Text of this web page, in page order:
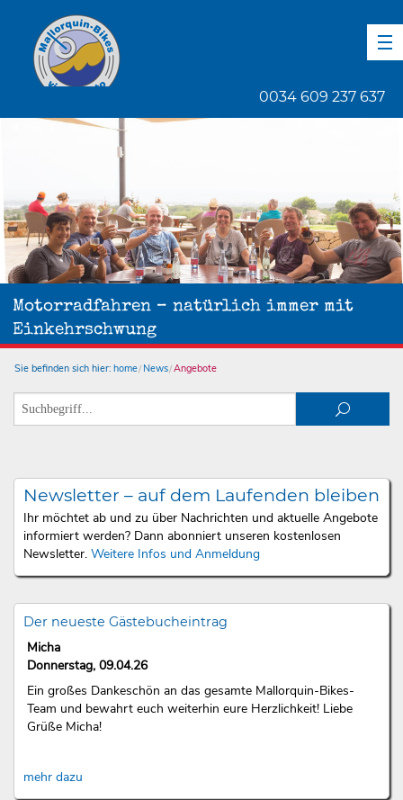
0034 609 237 637
Motorradfahren – natürlich immer mit
Einkehrschwung
Sie befinden sich hier: home News Angebote
Newsletter – auf dem Laufenden bleiben
Ihr möchtet ab und zu über Nachrichten und aktuelle Angebote
informiert werden? Dann abonniert unseren kostenlosen
Newsletter. Weitere Infos und Anmeldung
Der neueste Gästebucheintrag
Micha
Donnerstag, 09.04.26
Ein großes Dankeschön an das gesamte Mallorquin-Bikes-
Team und bewahrt euch weiterhin eure Herzlichkeit! Liebe
Grüße Micha!
mehr dazu